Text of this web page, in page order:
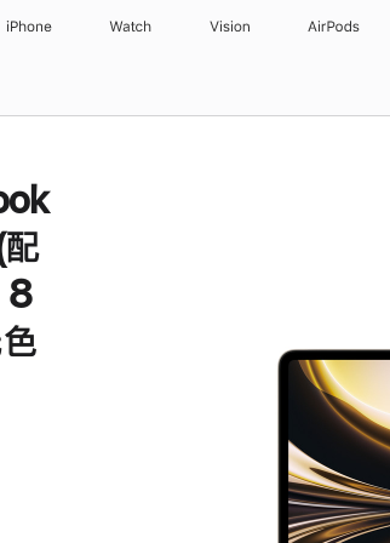
iPhone Watch Vision AirPods
8